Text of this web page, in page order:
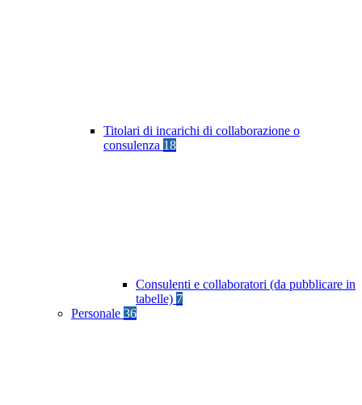
Titolari di incarichi di collaborazione o
consulenza 18
Consulenti e collaboratori (da pubblicare in
tabelle) 7
Personale 36